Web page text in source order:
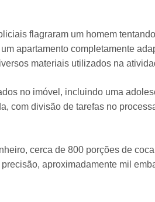
flagraram um homem
apartamento completamente
materiais utilizados na
no imóvel, incluindo uma
com divisão de tarefas no
cerca de 800 porções de
aproximadamente mil